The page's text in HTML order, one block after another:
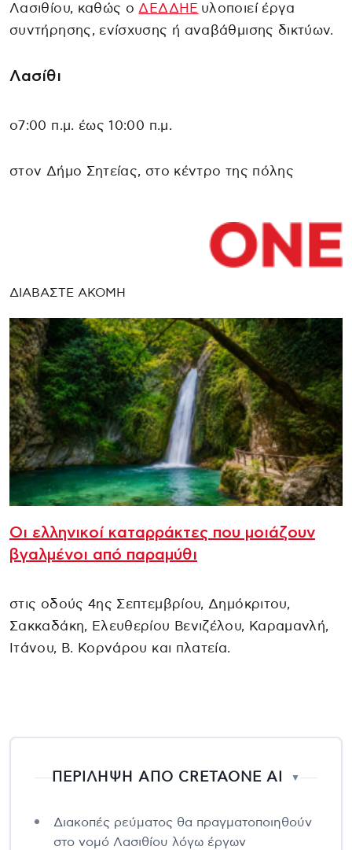
Λασιθίου, καθώς ο ΔΕΔΔΗΕ υλοποιεί έργα
συντήρησης, ενίσχυσης ή αναβάθμισης δικτύων.
Λασίθι
ο7:00 π.μ. έως 10:00 π.μ.
στον Δήμο Σητείας, στο κέντρο της πόλης
ΔΙΑΒΑΣΤΕ ΑΚΟΜΗ
Οι ελληνικοί καταρράκτες που μοιάζουν
βγαλμένοι από παραμύθι
στις οδούς 4ης Σεπτεμβρίου, Δημόκριτου,
Σακκαδάκη, Ελευθερίου Βενιζέλου, Καραμανλή,
Ιτάνου, Β. Κορνάρου και πλατεία.
ΠΕΡΙΛΗΨΗ ΑΠΟ CRETAONE AI ▼
Διακοπές ρεύματος θα πραγματοποιηθούν
στο νομό Λασιθίου λόγω έργων